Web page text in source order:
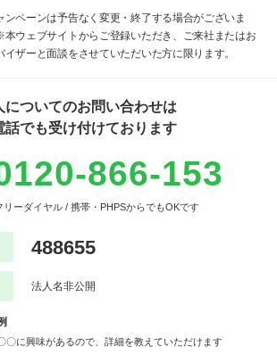
ペーンは予告なく変更・終了する場合がございま
ウェブサイトからご登録いただき、ご来社またはお
ザーと面談をさせていただいた方に限ります。
についてのお問い合わせは
話でも受け付けております
866-153
リーダイヤル / 携帯・PHPSからでもOKです
488655
法人名非公開
〇に興味があるので、詳細を教えていただけます